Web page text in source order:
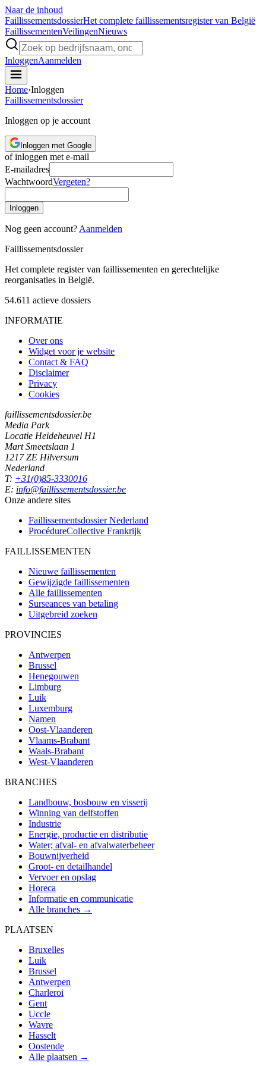
Naar de inhoud
FaillissementsdossierHet complete faillissementsregister van België
FaillissementenVeilingenNieuws
InloggenAanmelden
Home›Inloggen
Faillissementsdossier
Inloggen op je account
Inloggen met Google
of inloggen met e-mail
E-mailadres
WachtwoordVergeten?
Inloggen
Nog geen account? Aanmelden
Faillissementsdossier
Het complete register van faillissementen en gerechtelijke
reorganisaties in België.
54.611 actieve dossiers
INFORMATIE
Over ons
Widget voor je website
Contact & FAQ
Disclaimer
Privacy
Cookies
faillissementsdossier.be
Media Park
Locatie Heideheuvel H1
Mart Smeetslaan 1
1217 ZE Hilversum
Nederland
T: +31(0)85-3330016
E: info@faillissementsdossier.be
Onze andere sites
Faillissementsdossier Nederland
ProcédureCollective Frankrijk
FAILLISSEMENTEN
Nieuwe faillissementen
Gewijzigde faillissementen
Alle faillissementen
Surseances van betaling
Uitgebreid zoeken
PROVINCIES
Antwerpen
Brussel
Henegouwen
Limburg
Luik
Luxemburg
Namen
Oost-Vlaanderen
Vlaams-Brabant
Waals-Brabant
West-Vlaanderen
BRANCHES
Landbouw, bosbouw en visserij
Winning van delfstoffen
Industrie
Energie, productie en distributie
Water; afval- en afvalwaterbeheer
Bouwnijverheid
Groot- en detailhandel
Vervoer en opslag
Horeca
Informatie en communicatie
Alle branches →
PLAATSEN
Bruxelles
Luik
Brussel
Antwerpen
Charleroi
Gent
Uccle
Wavre
Hasselt
Oostende
Alle plaatsen →